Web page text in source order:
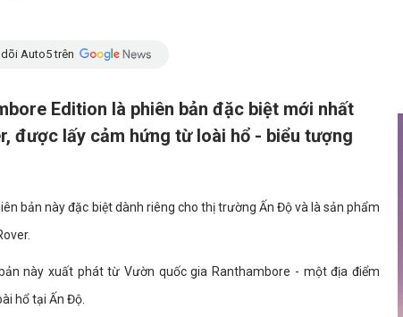
Auto5 trên
Edition là phiên bản đặc biệt mới nhất
được lấy cảm hứng từ loài hổ - biểu tượng
bản này đặc biệt dành riêng cho thị trường Ấn Độ và là sản phẩm
này xuất phát từ Vườn quốc gia Ranthambore - một địa điểm
hổ tại Ấn Độ.